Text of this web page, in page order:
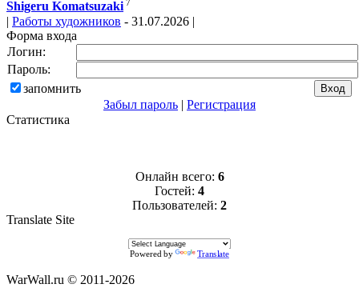
Shigeru Komatsuzaki 7
| Работы художников - 31.07.2026 |
Форма входа
Логин:
Пароль:
запомнить
Забыл пароль | Регистрация
Статистика
Онлайн всего: 6
Гостей: 4
Пользователей: 2
Translate Site
Powered by Translate
WarWall.ru © 2011-2026